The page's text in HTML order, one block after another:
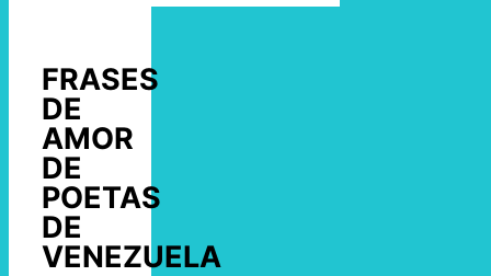
FRASES
DE
AMOR
DE
POETAS
DE
VENEZUELA